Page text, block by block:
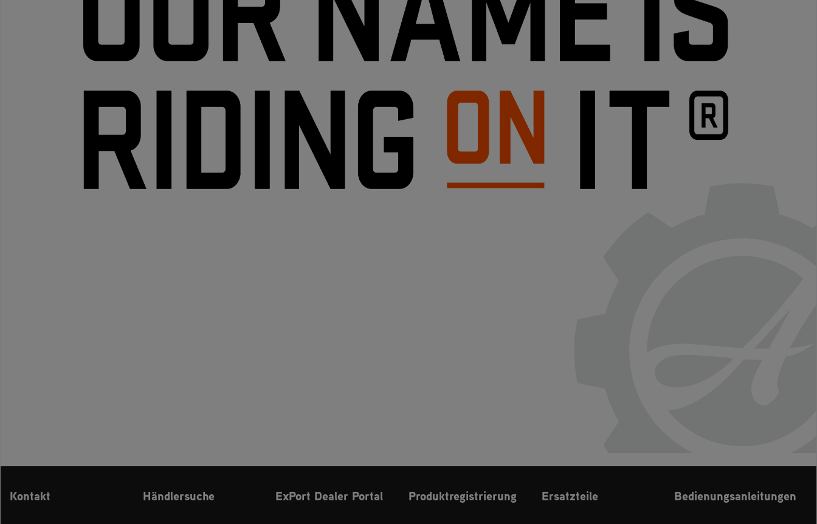
Kontakt Händlersuche ExPort Dealer Portal Produktregistrierung Ersatzteile Bedienungsanleitungen